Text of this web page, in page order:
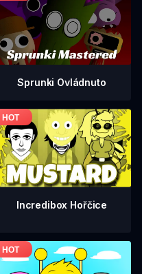
Sprunki Ovládnuto
Incredibox Hořčice